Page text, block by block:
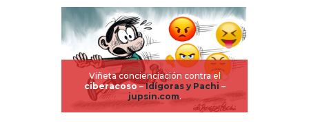
Viñeta concienciación contra el
ciberacoso–Idígoras y Pachi –
jupsin.com.